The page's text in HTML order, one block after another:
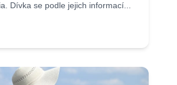
Dívka se podle jejich informací...